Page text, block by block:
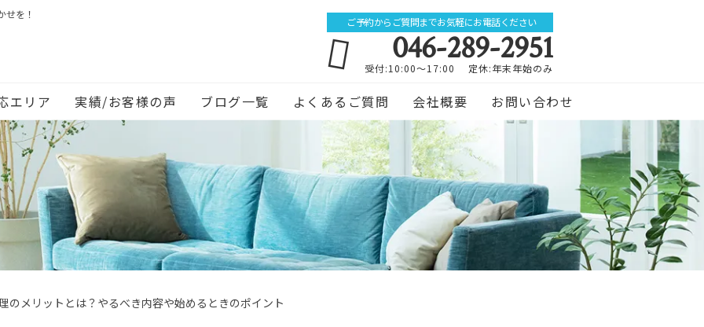
せを！
ご予約からご質問までお気軽にお電話ください
046-289-2951
受付:10:00～17:00 定休:年末年始のみ
エリア 実績/お客様の声 ブログ一覧 よくあるご質問 会社概要 お問い合わせ
のメリットとは？やるべき内容や始めるときのポイント